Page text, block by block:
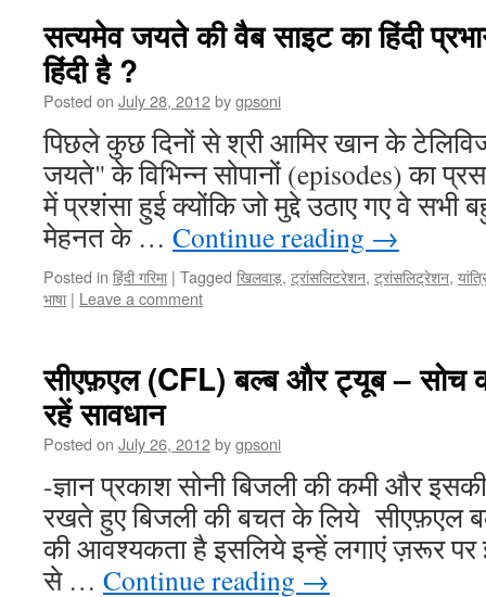
सत्यमेव जयते की वैब साइट का हिंदी
हिंदी है ?
Posted on July 28, 2012bygpsoni
पिछले कुछ दिनों से श्री आमिर खान के
जयते" के विभिन्न सोपानों (episodes) का
में प्रशंसा हुई क्योंकि जो मुद्दे उठाए गए वे
मेहनत के … Continue reading →
Posted in हिंदी गरिमा | Tagged खिलवाड़, ट्रांसलिटरेशन, ट्रांसलिट्रेशन,
भाषा | Leave a comment
सीएफ़एल (CFL) बल्ब और ट्यूब – सोच
रहें सावधान
Posted on July 26, 2012bygpsoni
-ज्ञान प्रकाश सोनी बिजली की कमी और
रखते हुए बिजली की बचत के लिये सीएफ़एल
की आवश्यकता है इसलिये इन्हें लगाएं ज़रूर
से … Continue reading →